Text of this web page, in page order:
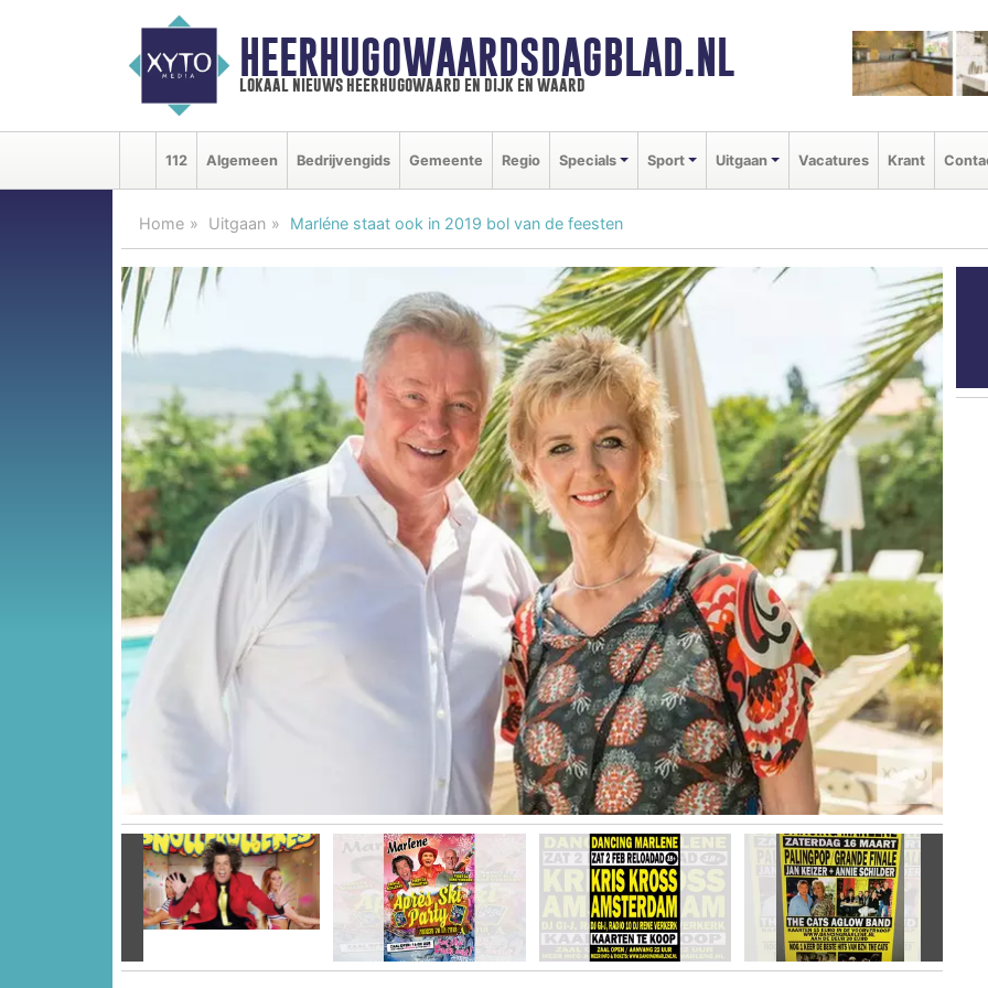
HEERHUGOWAARDSDAGBLAD.NL
lokaal nieuws heerhugowaard en dijk en waard
112 Algemeen Bedrijvengids Gemeente Regio Specials Sport Uitgaan Vacatures Krant
Home Uitgaan Marléne staat ook in 2019 bol van de feesten
Vorige